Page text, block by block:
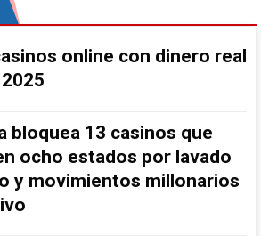
online con dinero real
bloquea 13 casinos que
ocho estados por lavado
y movimientos millonarios